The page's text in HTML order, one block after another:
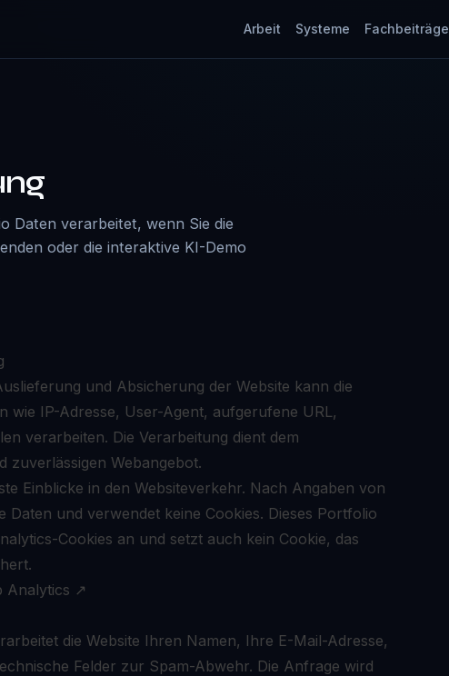
Arbeit Systeme Fachbeiträge
Daten verarbeitet, wenn Sie die
oder die interaktive KI-Demo
und Absicherung der Website kann die
IP-Adresse, User-Agent, aufgerufene URL,
verarbeiten. Die Verarbeitung dient dem
zuverlässigen Webangebot.
Einblicke in den Websiteverkehr. Nach Angaben von
und verwendet keine Cookies. Dieses Portfolio
Cookies an und setzt auch kein Cookie, das
Analytics ↗
die Website Ihren Namen, Ihre E-Mail-Adresse,
Felder zur Spam-Abwehr. Die Anfrage wird